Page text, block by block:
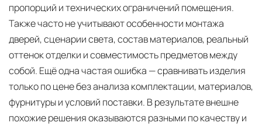
пропорций и технических ограничений помещения.
Также часто не учитывают особенности монтажа
дверей, сценарии света, состав материалов, реальный
оттенок отделки и совместимость предметов между
собой. Ещё одна частая ошибка — сравнивать изделия
только по цене без анализа комплектации, материалов,
фурнитуры и условий поставки. В результате внешне
похожие решения оказываются разными по качеству и